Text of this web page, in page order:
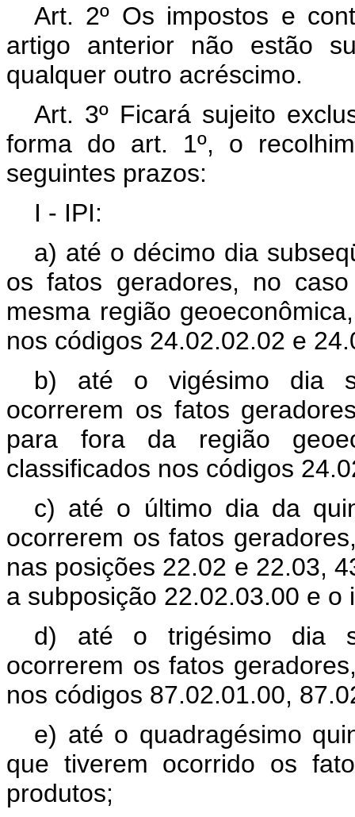
Art. 2º Os impostos e
artigo anterior não estão
qualquer outro acréscimo.
Art. 3º Ficará sujeito
forma do art. 1º, o
seguintes prazos:
I - IPI:
a) até o décimo dia
os fatos geradores, no
mesma região
nos códigos 24.02.02.02 e
b) até o vigésimo dia
ocorrerem os fatos
para fora da região
classificados nos códigos
c) até o último dia da
ocorrerem os fatos
nas posições 22.02 e 22.03,
a subposição 22.02.03.00 e o
d) até o trigésimo dia
ocorrerem os fatos
nos códigos 87.02.01.00,
e) até o quadragésimo
que tiverem ocorrido os
produtos;